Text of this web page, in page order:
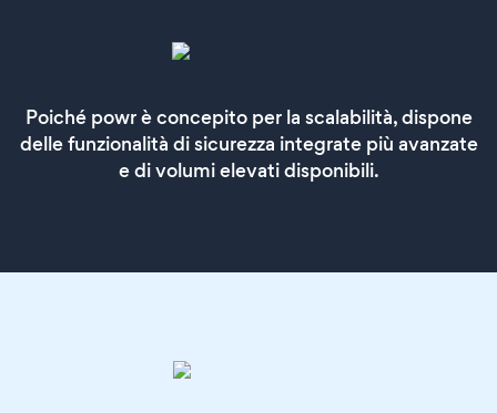
Poiché powr è concepito per la scalabilità, dispone
delle funzionalità di sicurezza integrate più avanzate
e di volumi elevati disponibili.